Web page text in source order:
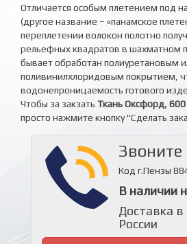
Отличается особым плетением под
(другое название – «панамское
переплетении волокон полотно
рельефных квадратов в шахматном
бывает обработан полиуретановым
поливинилхлоридовым покрытием,
водонепроницаемость готового
Чтобы за закзать Ткань Оксфорд,
просто нажмите кнопку "Сделать
Код г.Пензы
В наличии
Доставка в
России